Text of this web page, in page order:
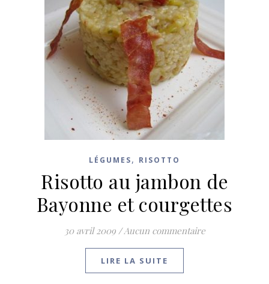
LÉGUMES, RISOTTO
Risotto au jambon de
Bayonne et courgettes
30 avril 2009 /Aucun commentaire
LIRE LA SUITE